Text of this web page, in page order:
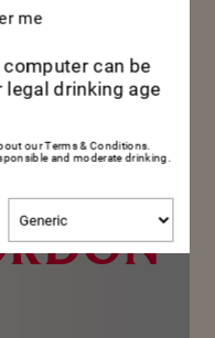
me
can be
legal drinking age
our Terms & Conditions.
and moderate drinking.
language